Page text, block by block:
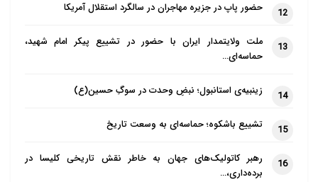
12 حضور پاپ در جزیره مهاجران در سالگرد استقلال آمریکا
13
ملت ولایتمدار ایران با حضور در تشییع پیکر امام شهید،
حماسه‌ای…
14 زینبیه‌ی استانبول؛ نبضِ وحدت در سوگِ حسین(ع)
15 تشییع باشکوه؛ حماسه‌ای به وسعت تاریخ
16
رهبر کاتولیک‌های جهان به خاطر نقش تاریخی کلیسا در
برده‌داری،…